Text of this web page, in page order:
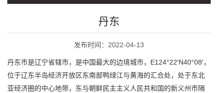
丹东
发布时间：2022-04-13
丹东市是辽宁省辖市，是中国最大的边境城市，E124°22′N40°08′，
位于辽东半岛经济开放区东南部鸭绿江与黄海的汇合处，处于东北
亚经济圈的中心地带，东与朝鲜民主主义人民共和国的新义州市隔